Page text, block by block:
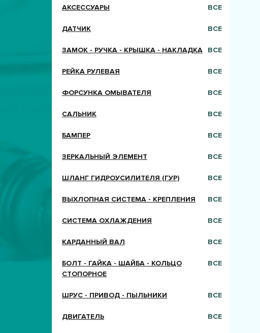
ВСЕ
АКСЕССУАРЫ
ВСЕ
ДАТЧИК
ВСЕ
ЗАМОК - РУЧКА - КРЫШКА - НАКЛАДКА
ВСЕ
РЕЙКА РУЛЕВАЯ
ВСЕ
ФОРСУНКА ОМЫВАТЕЛЯ
ВСЕ
САЛЬНИК
ВСЕ
БАМПЕР
ВСЕ
ЗЕРКАЛЬНЫЙ ЭЛЕМЕНТ
ВСЕ
ШЛАНГ ГИДРОУСИЛИТЕЛЯ (ГУР)
ВСЕ
ВЫХЛОПНАЯ СИСТЕМА - КРЕПЛЕНИЯ
ВСЕ
СИСТЕМА ОХЛАЖДЕНИЯ
ВСЕ
КАРДАННЫЙ ВАЛ
ВСЕ
БОЛТ - ГАЙКА - ШАЙБА - КОЛЬЦО
СТОПОРНОЕ
ВСЕ
ШРУС - ПРИВОД - ПЫЛЬНИКИ
ВСЕ
ДВИГАТЕЛЬ